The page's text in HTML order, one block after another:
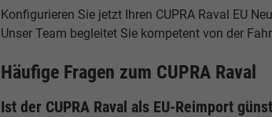
Konfigurieren Sie jetzt Ihren CUPRA Raval EU
Unser Team begleitet Sie kompetent von der
Häufige Fragen zum CUPRA Raval
Ist der CUPRA Raval als EU-Reimport